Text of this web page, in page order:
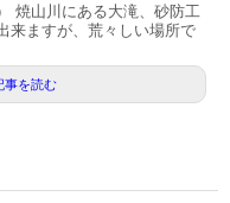
焼山川にある大滝、砂防工
来ますが、荒々しい場所で
事を読む